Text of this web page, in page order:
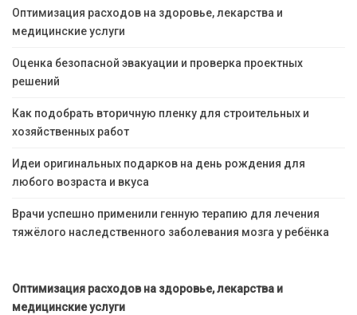
Оптимизация расходов на здоровье, лекарства и
медицинские услуги
Оценка безопасной эвакуации и проверка проектных
решений
Как подобрать вторичную пленку для строительных и
хозяйственных работ
Идеи оригинальных подарков на день рождения для
любого возраста и вкуса
Врачи успешно применили генную терапию для лечения
тяжёлого наследственного заболевания мозга у ребёнка
Оптимизация расходов на здоровье, лекарства и
медицинские услуги